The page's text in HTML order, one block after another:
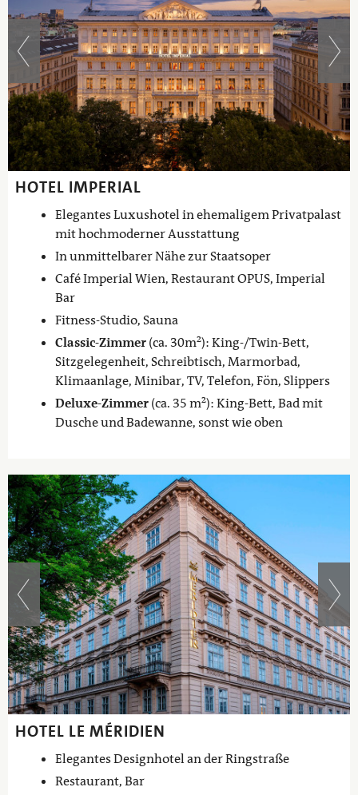
HOTEL IMPERIAL
Elegantes Luxushotel in ehemaligem Privatpalast
mit hochmoderner Ausstattung
In unmittelbarer Nähe zur Staatsoper
Café Imperial Wien, Restaurant OPUS, Imperial
Bar
Fitness-Studio, Sauna
Classic-Zimmer(ca. 30m²): King-/Twin-Bett,
Sitzgelegenheit, Schreibtisch, Marmorbad,
Klimaanlage, Minibar, TV, Telefon, Fön, Slippers
Deluxe-Zimmer(ca. 35 m²): King-Bett, Bad mit
Dusche und Badewanne, sonst wie oben
HOTEL LE MÉRIDIEN
Elegantes Designhotel an der Ringstraße
Restaurant, Bar